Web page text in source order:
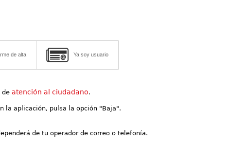
de alta Ya soy usuario
deatención al ciudadano.
la aplicación, pulsa la opción "Baja".
de tu operador de correo o telefonía.